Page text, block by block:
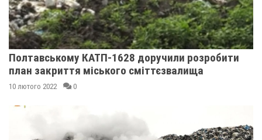
Полтавському КАТП-1628 доручили розробити
план закриття міського сміттєзвалища
10 лютого 2022 0